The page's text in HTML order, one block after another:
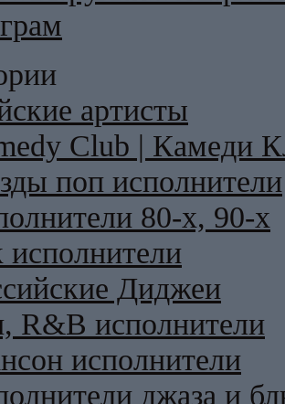
артисты
Club | Камеди
поп исполнители
80-х, 90-х
исполнители
Диджеи
R&B исполнители
исполнители
джаза и